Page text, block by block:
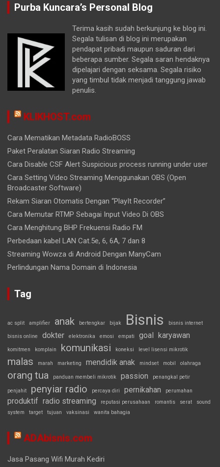
Purba Kuncara’s Personal Blog
Terima kasih sudah berkunjung ke blog ini.
Segala tulisan di blog ini merupakan
pendapat pribadi maupun saduran dari
beberapa sumber. Segala saran hendaknya
dipelajari dengan seksama. Segala risiko
yang timbul tidak menjadi tanggung jawab
penulis.
KLIKHOST.com
Cara Mematikan Metadata RadioBOSS
Paket Peralatan Siaran Radio Streaming
Cara Disable CSF Alert Suspicious process running under user
Cara Setting Video Streaming Menggunakan OBS (Open
Broadcaster Software)
Rekam Siaran Otomatis Dengan “PlayIt Recorder”
Cara Memutar RTMP Sebagai Input Video Di OBS
Cara Menghitung BHP Frekuensi Radio FM
Perbedaan kabel LAN Cat.5e, 6, 6A, 7 dan 8
Streaming Wowza di Android Dengan ManyCam
Perlindungan Nama Domain di Indonesia
Tag
ac split amplifier anak bertengkar bijak Bisnis bisnis internet
bisnis online dokter elektronika emosi empati goal karyawan
komitmen komplain komunikasi koneksi level lisensi mikrotik
malas marah marketing mendidik anak mindset mobil olahraga
orang tua panduan membeli mikrotik passion penangkal petir
penjahit penyiar radio percaya diri pernikahan perumahan
produktif radio streaming reputasi perusahaan romantis serat
sound
system
target tujuan vaksinasi wanita bahagia
ADAbisnis.com
Jasa Pasang Wifi Murah Kediri